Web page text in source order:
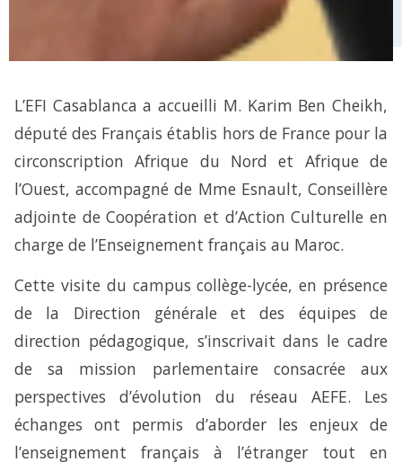
L’EFI Casablanca a accueilli M. Karim Ben Cheikh,
député des Français établis hors de France pour la
circonscription Afrique du Nord et Afrique de
l’Ouest, accompagné de Mme Esnault, Conseillère
adjointe de Coopération et d’Action Culturelle en
charge de l’Enseignement français au Maroc.
Cette visite du campus collège-lycée, en présence
de la Direction générale et des équipes de
direction pédagogique, s’inscrivait dans le cadre
de sa mission parlementaire consacrée aux
perspectives d’évolution du réseau AEFE. Les
échanges ont permis d’aborder les enjeux de
l’enseignement français à l’étranger tout en